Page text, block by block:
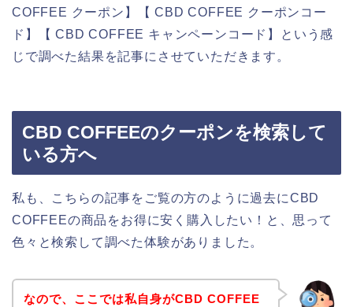
COFFEE クーポン】【 CBD COFFEE クーポンコー
ド】【 CBD COFFEE キャンペーンコード】という感
じで調べた結果を記事にさせていただきます。
CBD COFFEEのクーポンを検索して
いる方へ
私も、こちらの記事をご覧の方のように過去にCBD
COFFEEの商品をお得に安く購入したい！と、思って
色々と検索して調べた体験がありました。
なので、ここでは私自身がCBD COFFEE